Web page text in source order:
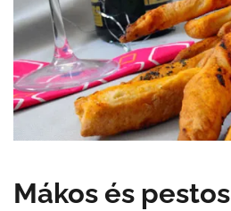
Mákos és